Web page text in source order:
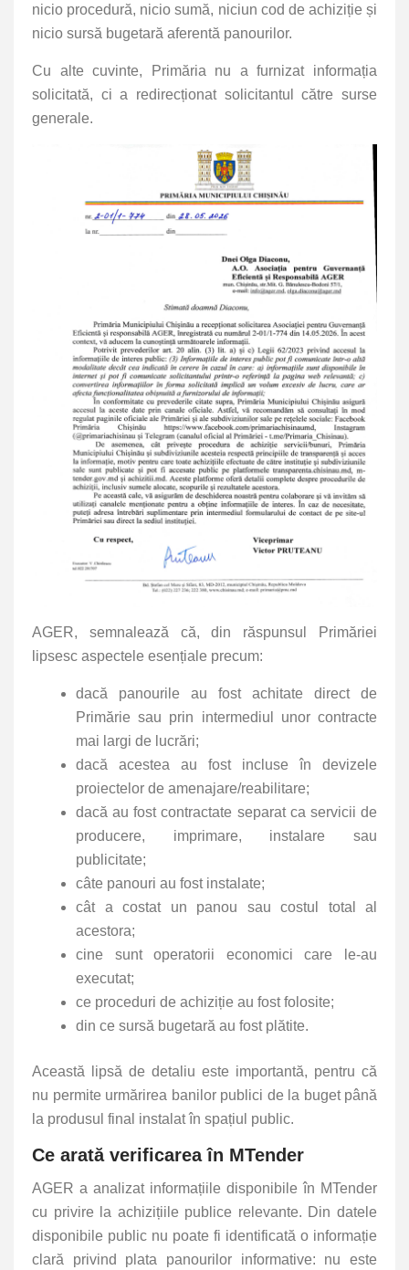
nicio procedură, nicio sumă, niciun cod de achiziție și
nicio sursă bugetară aferentă panourilor.
Cu alte cuvinte, Primăria nu a furnizat informația
solicitată, ci a redirecționat solicitantul către surse
generale.
AGER, semnalează că, din răspunsul Primăriei
lipsesc aspectele esențiale precum:
dacă panourile au fost achitate direct de
Primărie sau prin intermediul unor contracte
mai largi de lucrări;
dacă acestea au fost incluse în devizele
proiectelor de amenajare/reabilitare;
dacă au fost contractate separat ca servicii de
producere, imprimare, instalare sau
publicitate;
câte panouri au fost instalate;
cât a costat un panou sau costul total al
acestora;
cine sunt operatorii economici care le-au
executat;
ce proceduri de achiziție au fost folosite;
din ce sursă bugetară au fost plătite.
Această lipsă de detaliu este importantă, pentru că
nu permite urmărirea banilor publici de la buget până
la produsul final instalat în spațiul public.
Ce arată verificarea în MTender
AGER a analizat informațiile disponibile în MTender
cu privire la achizițiile publice relevante. Din datele
disponibile public nu poate fi identificată o informație
clară privind plata panourilor informative: nu este